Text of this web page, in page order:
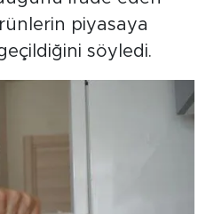
piyasaya
söyledi.